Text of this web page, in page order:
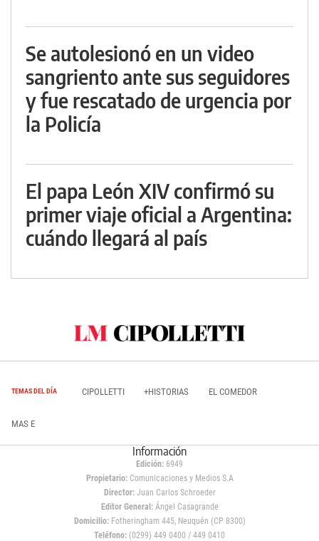
Se autolesionó en un video
sangriento ante sus seguidores
y fue rescatado de urgencia por
la Policía
El papa León XIV confirmó su
primer viaje oficial a Argentina:
cuándo llegará al país
TEMAS DEL DÍA CIPOLLETTI +HISTORIAS EL COMEDOR
MAS E
Información
Edición: 6949
Propietario:Comunicaciones y Medios S.A
Director: Juan Carlos Schroeder
Editor General:Ángel Casagrande
Domicilio:Fotheringham 445, Neuquén (CP 8300)
Teléfono: (0299) 449 0400 / 449 0410